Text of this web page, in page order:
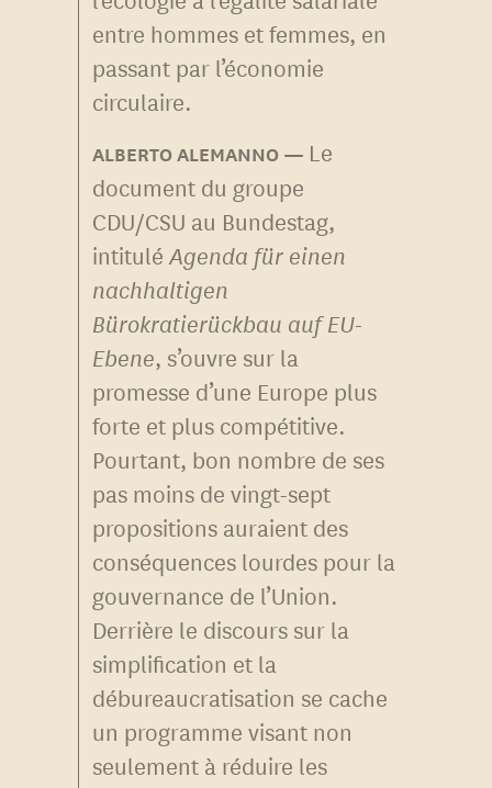
entre hommes et femmes, en
passant par l’économie
circulaire.
ALBERTO ALEMANNO
Le
document du groupe
CDU/CSU au Bundestag,
intituléAgenda für einen
nachhaltigen
Bürokratierückbau auf EU-
Ebene, s’ouvre sur la
promesse d’une Europe plus
forte et plus compétitive.
Pourtant, bon nombre de ses
pas moins de vingt-sept
propositions auraient des
conséquences lourdes pour la
gouvernance de l’Union.
Derrière le discours sur la
simplification et la
débureaucratisation se cache
un programme visant non
seulement à réduire les